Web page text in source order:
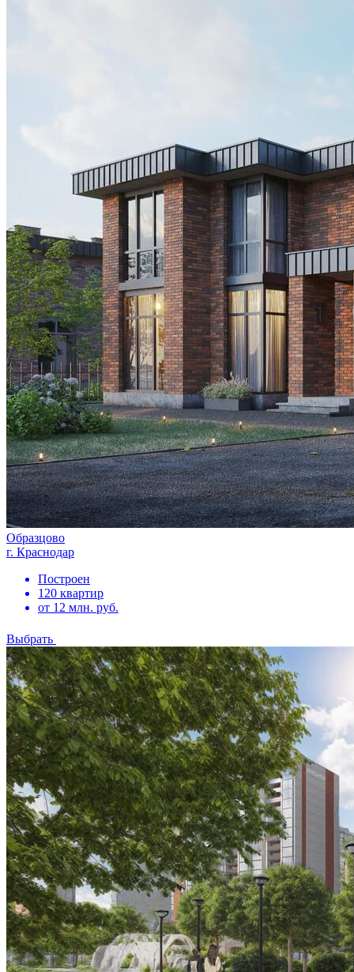
Образцово
г. Краснодар
Построен
120 квартир
от 12 млн. руб.
Выбрать